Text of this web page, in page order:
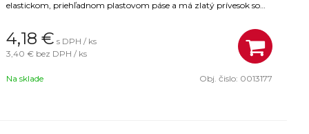
elastickom, priehľadnom plastovom páse a má zlatý prívesok so
4,18 € s DPH / ks
3,40 € bez DPH / ks
Na sklade Obj. čislo: 0013177